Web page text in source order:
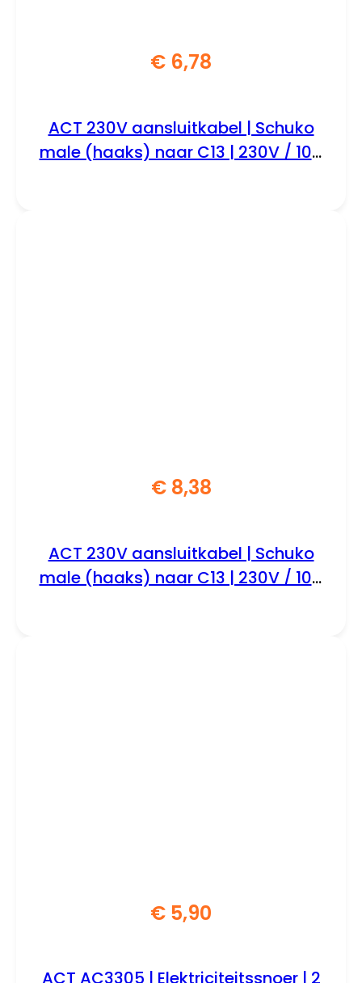
€ 6,78
ACT 230V aansluitkabel | Schuko
male (haaks) naar C13 | 230V / 10A
€8,38
ACT 230V aansluitkabel | Schuko
male (haaks) naar C13 | 230V / 10A
€ 5,90
ACT AC3305 | Elektriciteitssnoer | 2